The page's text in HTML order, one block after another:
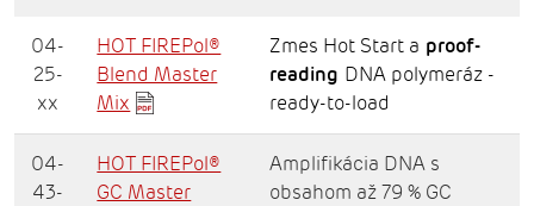
04-
25-
xx
HOT FIREPol®
Blend Master
Mix
Zmes Hot Start a proof-
reading DNA polymeráz -
ready-to-load
04-
43-
HOT FIREPol®
GC Master
Amplifikácia DNA s
obsahom až 79 % GC